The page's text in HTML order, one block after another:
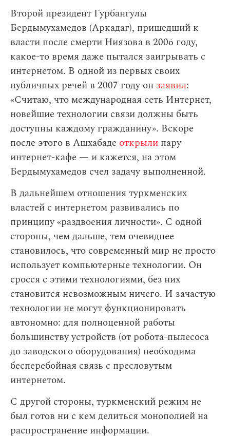
Второй президент Гурбангулы
Бердымухамедов (Аркадаг), пришедший к
власти после смерти Ниязова в 2006 году,
какое-то время даже пытался заигрывать с
интернетом. В одной из первых своих
публичных речей в 2007 году он заявил:
«Считаю, что международная сеть Интернет,
новейшие технологии связи должны быть
доступны каждому гражданину». Вскоре
после этого в Ашхабаде открыли пару
интернет-кафе — и кажется, на этом
Бердымухамедов счел задачу выполненной.
В дальнейшем отношения туркменских
властей с интернетом развивались по
принципу «раздвоения личности». С одной
стороны, чем дальше, тем очевиднее
становилось, что современный мир не просто
использует компьютерные технологии. Он
сросся с этими технологиями, без них
становится невозможным ничего. И зачастую
технологии не могут функционировать
автономно: для полноценной работы
большинству устройств (от робота-пылесоса
до заводского оборудования) необходима
бесперебойная связь с пресловутым
интернетом.
С другой стороны, туркменский режим не
был готов ни с кем делиться монополией на
распространение информации.